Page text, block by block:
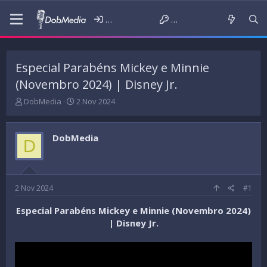
Iniciar sessão Criar conta
Especial Parabéns Mickey e Minnie
(Novembro 2024) | Disney Jr.
T
r
e
a
d
t
a
r
t
e
DobMedia
D
t
a
d
n
c
i
2 Nov 2024
D DobMedia
2 Nov 2024 #1
Especial Parabéns Mickey e Minnie (Novembro 2024)
| Disney Jr.